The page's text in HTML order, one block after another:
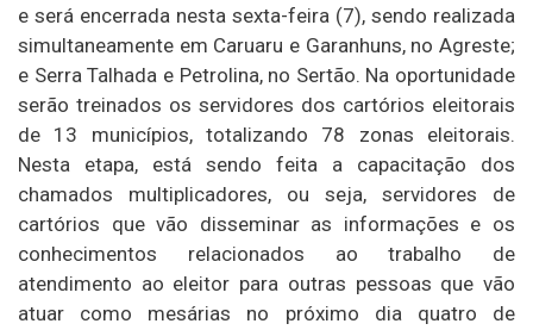
e será encerrada nesta sexta-feira (7), sendo realizada
simultaneamente em Caruaru e Garanhuns, no Agreste;
e Serra Talhada e Petrolina, no Sertão. Na oportunidade
serão treinados os servidores dos cartórios eleitorais
de 13 municípios, totalizando 78 zonas eleitorais.
Nesta etapa, está sendo feita a capacitação dos
chamados multiplicadores, ou seja, servidores de
cartórios que vão disseminar as informações e os
conhecimentos relacionados ao trabalho de
atendimento ao eleitor para outras pessoas que vão
atuar como mesárias no próximo dia quatro de